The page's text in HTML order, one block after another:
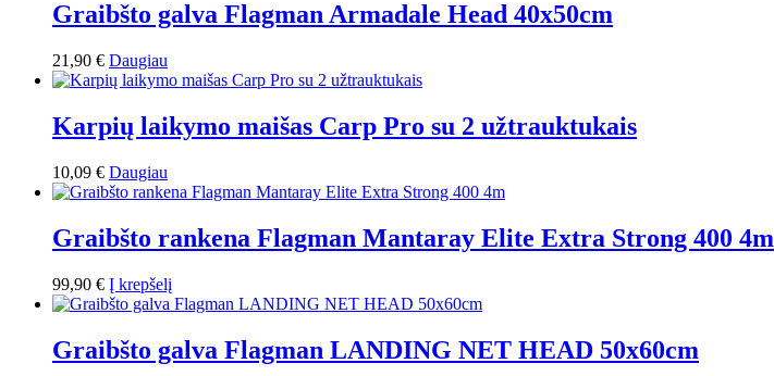
Graibšto galva Flagman Armadale Head 40x50cm
21,90 € Daugiau
Karpių laikymo maišas Carp Pro su 2 užtrauktukais
10,09 € Daugiau
Graibšto rankena Flagman Mantaray Elite Extra Strong 400 4m
99,90 € Į krepšelį
Graibšto galva Flagman LANDING NET HEAD 50x60cm